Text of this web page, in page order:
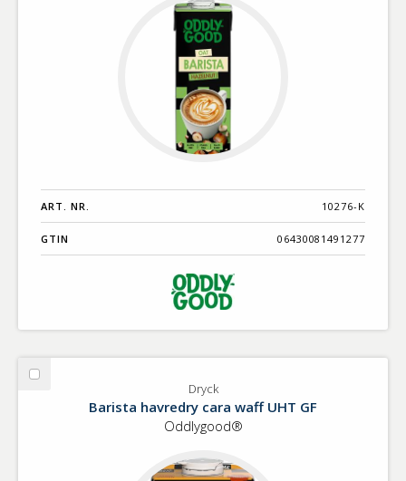
ART. NR. 10276-K
GTIN 06430081491277
Välj
Dryck
Barista havredry cara waff UHT GF
Oddlygood®